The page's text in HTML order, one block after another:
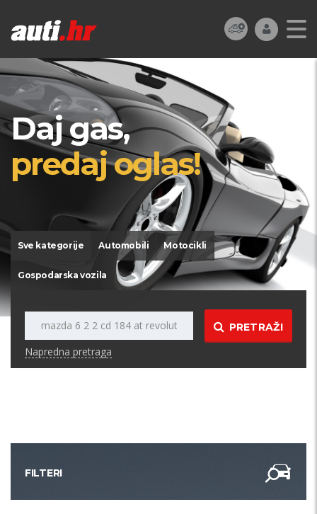
Daj gas,
predaj oglas!
Sve kategorije Automobili Motocikli
Gospodarska vozila
PRETRAŽI
Napredna pretraga
FILTERI